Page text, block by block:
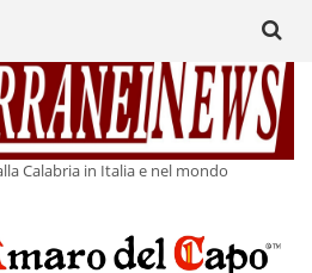
Calabria in Italia e nel mondo
for: